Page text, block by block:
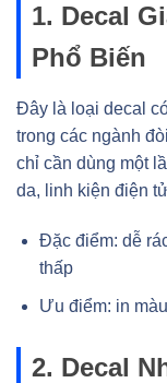
1. Decal
Phổ Biến
Đây là loại decal
trong các ngành
chỉ cần dùng một
da, linh kiện điện
Đặc điểm: dễ
thấp
Ưu điểm: in
2. Decal